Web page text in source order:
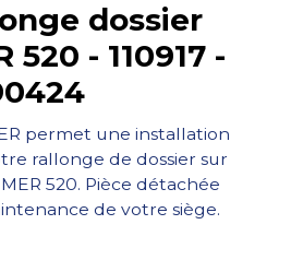
dossier
520 - 110917 -
permet une installation
rallonge de dossier sur
520. Pièce détachée
de votre siège.